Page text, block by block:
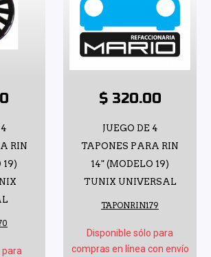
RIN
19)
para
$ 320.00
JUEGO DE 4
TAPONES PARA RIN
14" (MODELO 19)
TUNIX UNIVERSAL
TAPONRIN179
Disponible sólo para
compras en línea con envío